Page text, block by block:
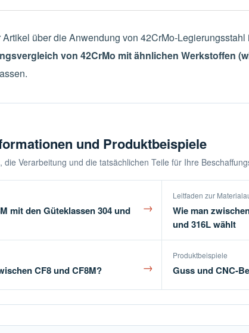
über die Anwendung von 42CrMo-
von 42CrMo mit ähnlichen Werkstoffen
und Produktbeispiele
Verarbeitung und die tatsächlichen Teile für Ihre
mit den Güteklassen 304 und
→
Leitfaden zur
Wie man
und 316L wählt
CF8 und CF8M? →
Produktbeispiele
Guss und CNC-